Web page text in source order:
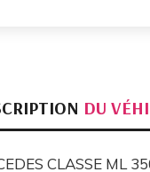
DU
CLASSE ML